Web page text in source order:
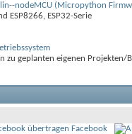
nodeMCU (Micropython
ESP8266, ESP32-Serie
zu geplanten eigenen Projekten/
Facebook